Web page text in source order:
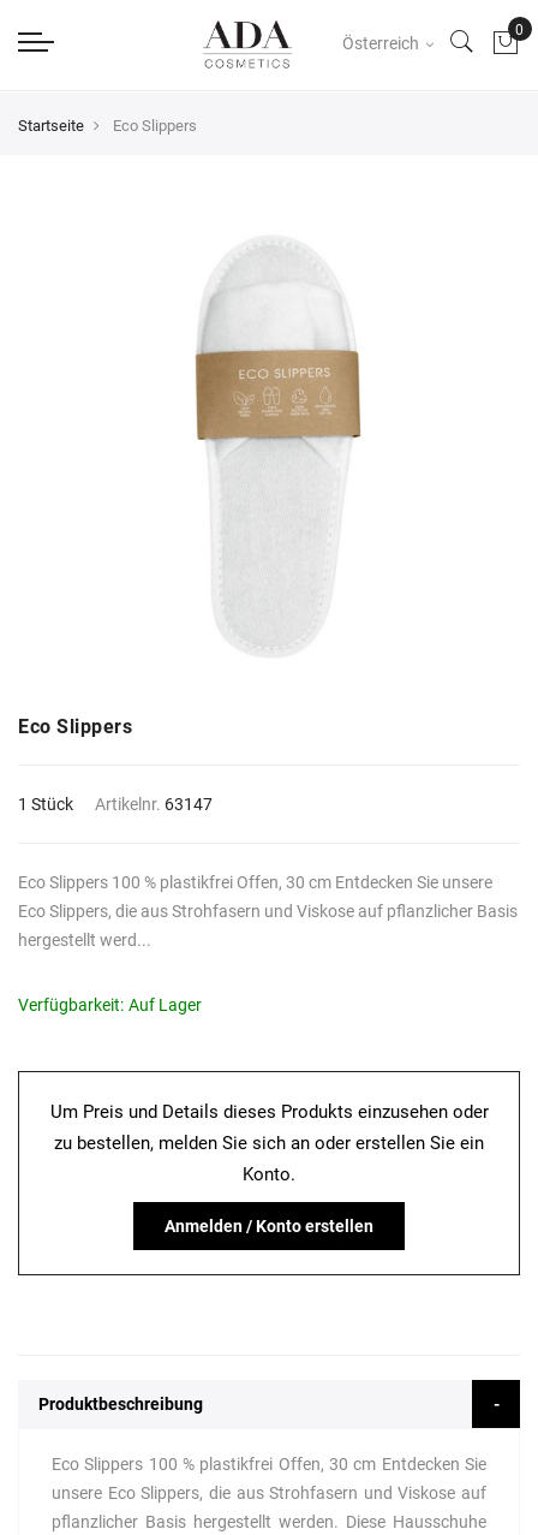
Österreich
Startseite Eco Slippers
Eco Slippers
1 Stück Artikelnr. 63147
Eco Slippers 100 % plastikfrei Offen, 30 cm Entdecken Sie unsere
Eco Slippers, die aus Strohfasern und Viskose auf pflanzlicher Basis
hergestellt werd...
Verfügbarkeit: Auf Lager
Um Preis und Details dieses Produkts einzusehen oder
zu bestellen, melden Sie sich an oder erstellen Sie ein
Konto.
Anmelden / Konto erstellen
Produktbeschreibung
Eco Slippers 100 % plastikfrei Offen, 30 cm Entdecken Sie
unsere Eco Slippers, die aus Strohfasern und Viskose auf
pflanzlicher Basis hergestellt werden. Diese Hausschuhe